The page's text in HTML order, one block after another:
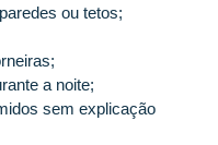
ou tetos;
a noite;
sem explicação